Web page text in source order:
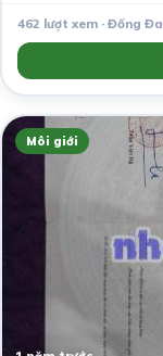
462 lượt xem · Đống Đa
Môi giới